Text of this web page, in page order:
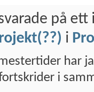
på ett
i
har
i